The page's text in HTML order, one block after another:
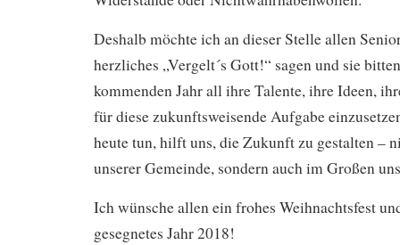
Deshalb möchte ich an dieser Stelle allen
herzliches „Vergelt´s Gott!“ sagen und sie
kommenden Jahr all ihre Talente, ihre Ideen,
für diese zukunftsweisende Aufgabe
heute tun, hilft uns, die Zukunft zu gestalten –
unserer Gemeinde, sondern auch im Großen
Ich wünsche allen ein frohes Weihnachtsfest
gesegnetes Jahr 2018!